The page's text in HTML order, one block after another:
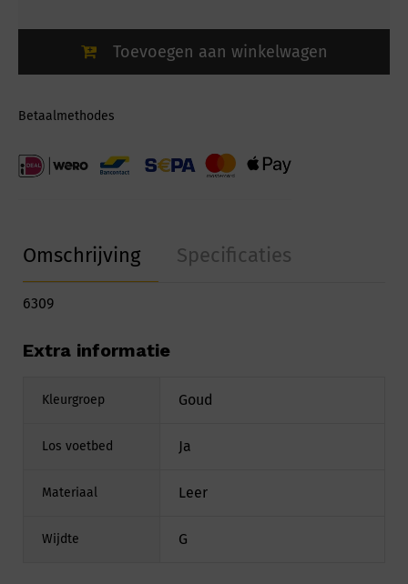
Toevoegen aan winkelwagen
Betaalmethodes
Omschrijving Specificaties
6309
Extra informatie
Kleurgroep Goud
Los voetbed Ja
Materiaal Leer
Wijdte G